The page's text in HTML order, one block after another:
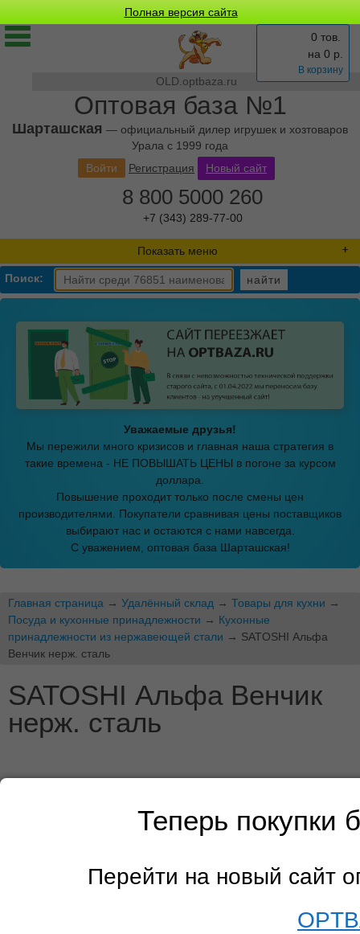
Полная версия сайта
OLD.optbaza.ru
Оптовая база №1
Шарташская — официальный дилер игрушек и хозтоваров
Урала с 1999 года
0 тов.
на 0 р.
В корзину
Войти Регистрация Новый сайт
8 800 5000 260
+7 (343) 289-77-00
Показать меню
Поиск: найти
Теперь покупки
Перейти на новый сайт
Уважаемые друзья!
Мы пережили много кризисов и главная наша стратегия в
такие времена - НЕ ПОВЫШАТЬ ЦЕНЫ в погоне за курсом
доллара.
Повышение проходит только после смены цен
производителями. Покупатели сравнивая цены поставщиков
выбирают нас и остаются с нами навсегда.
С уважением, оптовая база Шарташская!
Главная страница → Удалённый склад → Товары для кухни →
Посуда и кухонные принадлежности → Кухонные
принадлежности из нержавеющей стали → SATOSHI Альфа
Венчик нерж. сталь
SATOSHI Альфа Венчик
нерж. сталь